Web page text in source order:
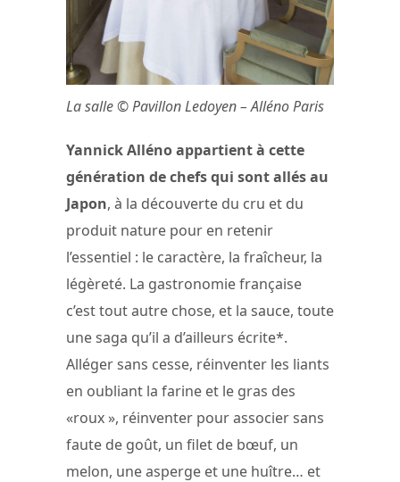
La salle © Pavillon Ledoyen – Alléno Paris
Yannick Alléno appartient à cette
génération de chefs qui sont allés au
Japon, à la découverte du cru et du
produit nature pour en retenir
l’essentiel : le caractère, la fraîcheur, la
légèreté. La gastronomie française
c’est tout autre chose, et la sauce, toute
une saga qu’il a d’ailleurs écrite*.
Alléger sans cesse, réinventer les liants
en oubliant la farine et le gras des
«roux », réinventer pour associer sans
faute de goût, un filet de bœuf, un
melon, une asperge et une huître… et